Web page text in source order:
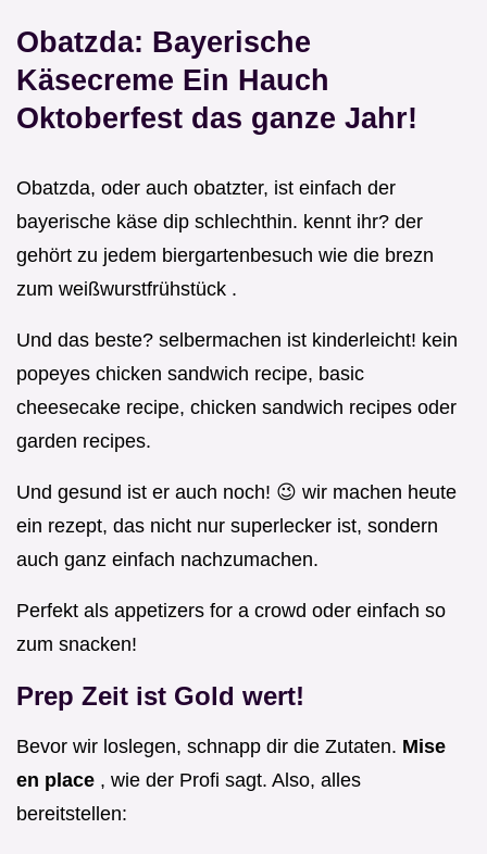
Obatzda: Bayerische
Käsecreme Ein Hauch
Oktoberfest das ganze Jahr!
Obatzda, oder auch obatzter, ist einfach der
bayerische käse dip schlechthin. kennt ihr? der
gehört zu jedem biergartenbesuch wie die brezn
zum weißwurstfrühstück .
Und das beste? selbermachen ist kinderleicht! kein
popeyes chicken sandwich recipe, basic
cheesecake recipe, chicken sandwich recipes oder
garden recipes.
Und gesund ist er auch noch! 😉 wir machen heute
ein rezept, das nicht nur superlecker ist, sondern
auch ganz einfach nachzumachen.
Perfekt als appetizers for a crowd oder einfach so
zum snacken!
Prep Zeit ist Gold wert!
Bevor wir loslegen, schnapp dir die Zutaten. Mise
en place , wie der Profi sagt. Also, alles
bereitstellen: